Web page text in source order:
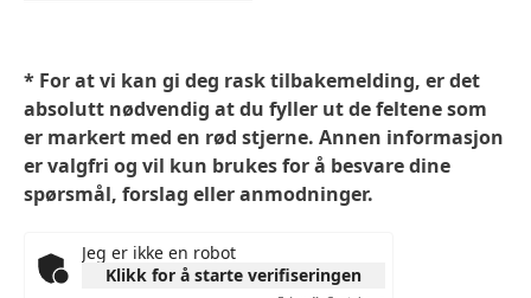
* For at vi kan gi deg rask tilbakemelding, er det
absolutt nødvendig at du fyller ut de feltene som
er markert med en rød stjerne. Annen informasjon
er valgfri og vil kun brukes for å besvare dine
spørsmål, forslag eller anmodninger.
Jeg er ikke en robot
Klikk for å starte verifiseringen